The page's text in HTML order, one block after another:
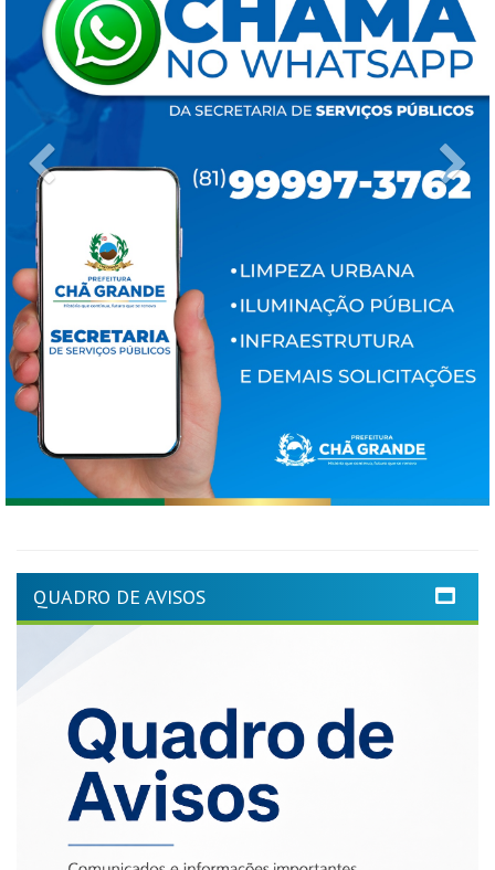
QUADRO DE AVISOS